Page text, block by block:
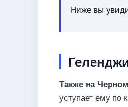
Ниже вы
Также на
уступает ему по